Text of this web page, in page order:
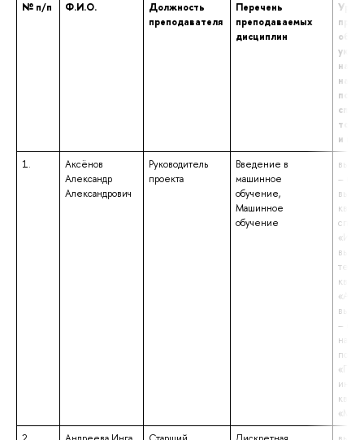
№ п/п Ф.И.О.
Должность
преподавателя
Перечень
преподаваемых
дисциплин
том
и
1.
Аксёнов
Александр
Александрович
Руководитель
проекта
Введение в
машинное
обучение,
Машинное
обучение
–
–